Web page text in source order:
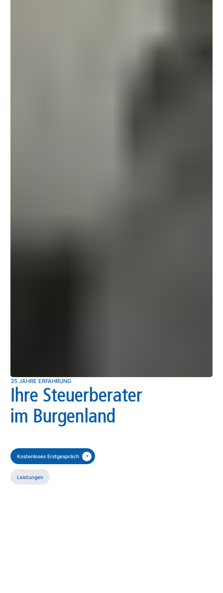
35 JAHRE ERFAHRUNG
Ihre Steuerberater
im Burgenland
Kostenloses Erstgespräch
Leistungen